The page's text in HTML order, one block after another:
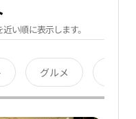
い順に表示します。
グルメ